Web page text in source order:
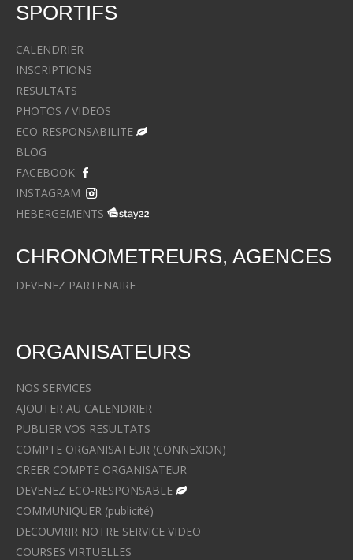
SPORTIFS
CALENDRIER
INSCRIPTIONS
RESULTATS
PHOTOS / VIDEOS
ECO-RESPONSABILITE
BLOG
FACEBOOK
INSTAGRAM
HEBERGEMENTS
CHRONOMETREURS, AGENCES
DEVENEZ PARTENAIRE
ORGANISATEURS
NOS SERVICES
AJOUTER AU CALENDRIER
PUBLIER VOS RESULTATS
COMPTE ORGANISATEUR (CONNEXION)
CREER COMPTE ORGANISATEUR
DEVENEZ ECO-RESPONSABLE
COMMUNIQUER (publicité)
DECOUVRIR NOTRE SERVICE VIDEO
COURSES VIRTUELLES